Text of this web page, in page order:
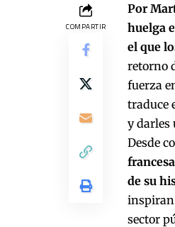
COMPARTIR
Por
huelga
el que
retorno
fuerza
traduce
y darles
Desde
de su
inspiran
sector